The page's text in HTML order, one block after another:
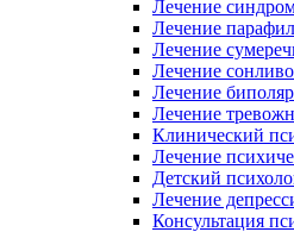
Лечение
Лечение
Лечение
Лечение
Лечение
Лечение
Клинический
Лечение
Детский
Лечение
Консультация